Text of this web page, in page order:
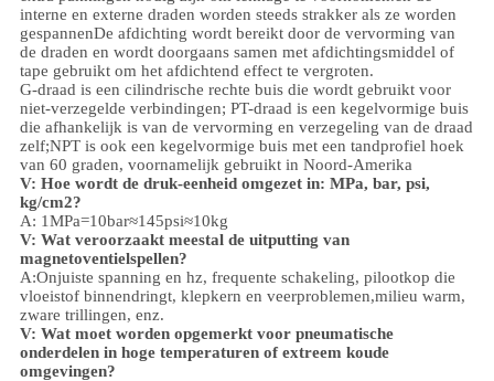
interne en externe draden worden steeds strakker als ze worden
gespannenDe afdichting wordt bereikt door de vervorming van
de draden en wordt doorgaans samen met afdichtingsmiddel of
tape gebruikt om het afdichtend effect te vergroten.
G-draad is een cilindrische rechte buis die wordt gebruikt voor
niet-verzegelde verbindingen; PT-draad is een kegelvormige buis
die afhankelijk is van de vervorming en verzegeling van de draad
zelf;NPT is ook een kegelvormige buis met een tandprofiel hoek
van 60 graden, voornamelijk gebruikt in Noord-Amerika
V: Hoe wordt de druk-eenheid omgezet in: MPa, bar, psi,
kg/cm2?
A: 1MPa=10bar≈145psi≈10kg
V: Wat veroorzaakt meestal de uitputting van
magnetoventielspellen?
A:Onjuiste spanning en hz, frequente schakeling, pilootkop die
vloeistof binnendringt, klepkern en veerproblemen,milieu warm,
zware trillingen, enz.
V: Wat moet worden opgemerkt voor pneumatische
onderdelen in hoge temperaturen of extreem koude
omgevingen?